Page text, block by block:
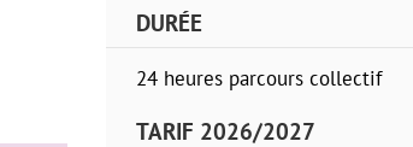
DURÉE
24 heures parcours collectif
TARIF 2026/2027